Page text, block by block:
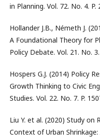
in Planning. Vol. 72. No. 4. P.
Hollander J.B., Németh J.
A Foundational Theory for
Policy Debate. Vol. 21. No.
Hospers G.J. (2014) Policy
Growth Thinking to Civic
Studies. Vol. 22. No. 7. P.
Liu Y. et al. (2020) Study on
Context of Urban